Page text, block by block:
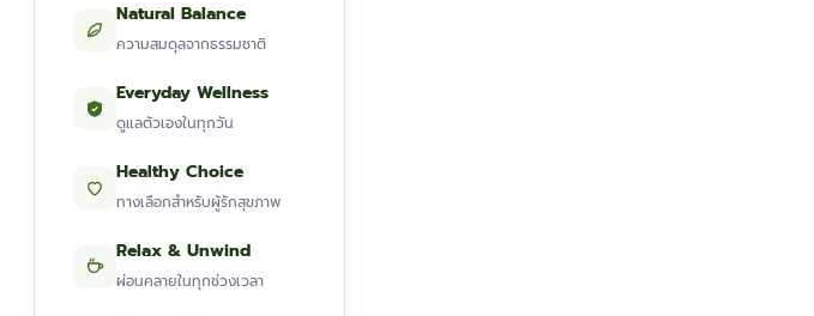
Natural Balance
ความสมดุลจากธรรมชาติ
Everyday Wellness
ดูแลตัวเองในทุกวัน
Healthy Choice
ทางเลือกสำหรับผู้รักสุขภาพ
Relax & Unwind
ผ่อนคลายในทุกช่วงเวลา